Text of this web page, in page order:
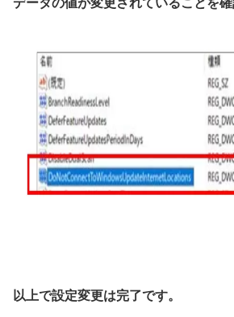
データの値が変更されていることを確
以上で設定変更は完了です。